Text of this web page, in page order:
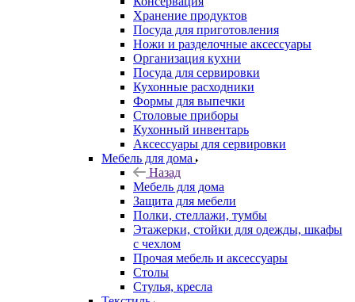
Хранение продуктов
Посуда для приготовления
Ножи и разделочные аксессуары
Организация кухни
Посуда для сервировки
Кухонные расходники
Формы для выпечки
Столовые приборы
Кухонный инвентарь
Аксессуары для сервировки
Мебель для дома
Назад
Мебель для дома
Защита для мебели
Полки, стеллажи, тумбы
Этажерки, стойки для одежды, шкафы
с чехлом
Прочая мебель и аксессуары
Столы
Стулья, кресла